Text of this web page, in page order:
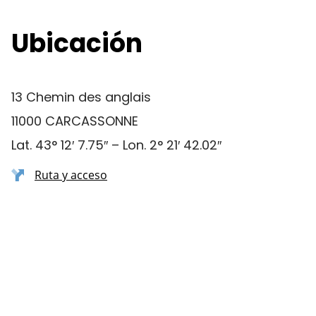
Ubicación
13 Chemin des anglais
11000 CARCASSONNE
Lat. 43° 12′ 7.75″ – Lon. 2° 21′ 42.02″
Ruta y acceso